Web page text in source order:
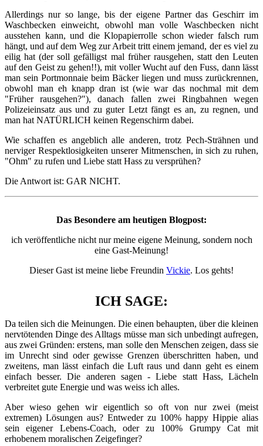
Allerdings nur so lange, bis der eigene Partner das Geschirr im
Waschbecken einweicht, obwohl man volle Waschbecken nicht
ausstehen kann, und die Klopapierrolle schon wieder falsch rum
hängt, und auf dem Weg zur Arbeit tritt einem jemand, der es viel zu
eilig hat (der soll gefälligst mal früher rausgehen, statt den Leuten
auf den Geist zu gehen!!), mit voller Wucht auf den Fuss, dann lässt
man sein Portmonnaie beim Bäcker liegen und muss zurückrennen,
obwohl man eh knapp dran ist (wie war das nochmal mit dem
"Früher rausgehen?"), danach fallen zwei Ringbahnen wegen
Polizeieinsatz aus und zu guter Letzt fängt es an, zu regnen, und
man hat NATÜRLICH keinen Regenschirm dabei.
Wie schaffen es angeblich alle anderen, trotz Pech-Strähnen und
nerviger Respektlosigkeiten unserer Mitmenschen, in sich zu ruhen,
"Ohm" zu rufen und Liebe statt Hass zu versprühen?
Die Antwort ist: GAR NICHT.
Das Besondere am heutigen Blogpost:
ich veröffentliche nicht nur meine eigene Meinung, sondern noch
eine Gast-Meinung!
Dieser Gast ist meine liebe Freundin Vickie. Los gehts!
ICH SAGE:
Da teilen sich die Meinungen. Die einen behaupten, über die kleinen
nervtötenden Dinge des Alltags müsse man sich unbedingt aufregen,
aus zwei Gründen: erstens, man solle den Menschen zeigen, dass sie
im Unrecht sind oder gewisse Grenzen überschritten haben, und
zweitens, man lässt einfach die Luft raus und dann geht es einem
einfach besser. Die anderen sagen - Liebe statt Hass, Lächeln
verbreitet gute Energie und was weiss ich alles.
Aber wieso gehen wir eigentlich so oft von nur zwei (meist
extremen) Lösungen aus? Entweder zu 100% happy Hippie alias
sein eigener Lebens-Coach, oder zu 100% Grumpy Cat mit
erhobenem moralischen Zeigefinger?